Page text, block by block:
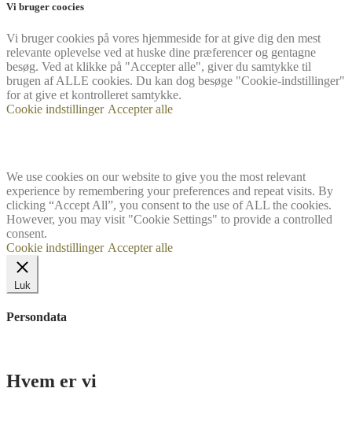
Vi bruger coocies
Vi bruger cookies på vores hjemmeside for at give dig den mest
relevante oplevelse ved at huske dine præferencer og gentagne
besøg. Ved at klikke på "Accepter alle", giver du samtykke til
brugen af ​​ALLE cookies. Du kan dog besøge "Cookie-indstillinger"
for at give et kontrolleret samtykke.
Cookie indstillinger Accepter alle
We use cookies on our website to give you the most relevant
experience by remembering your preferences and repeat visits. By
clicking “Accept All”, you consent to the use of ALL the cookies.
However, you may visit "Cookie Settings" to provide a controlled
consent.
Cookie indstillinger Accepter alle
Luk
Persondata
Hvem er vi